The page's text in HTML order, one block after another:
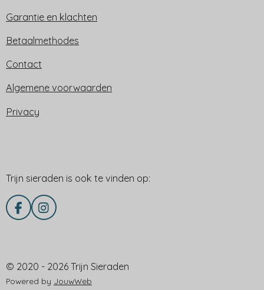
Garantie en klachten
Betaalmethodes
Contact
Algemene voorwaarden
Privacy
Trijn sieraden is ook te vinden op:
F
a
o
o
I
n
g
r
© 2020 - 2026 Trijn Sieraden
Powered by JouwWeb